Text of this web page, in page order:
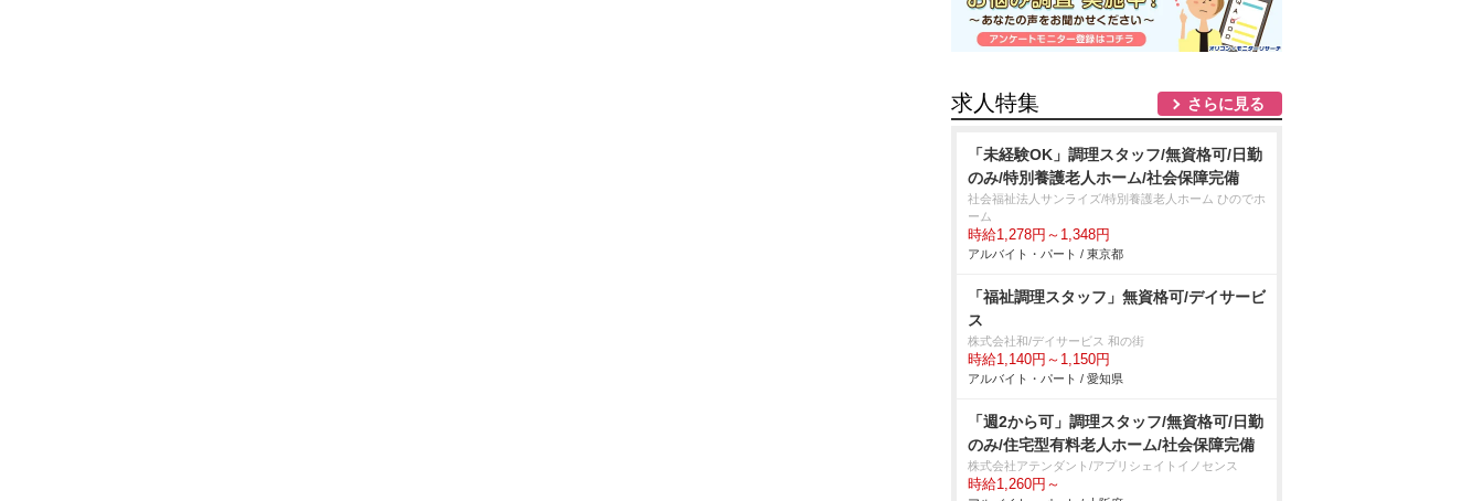
求人特集 さらに見る
「未経験OK」調理スタッフ/無資格可/日勤
のみ/特別養護老人ホーム/社会保障完備
社会福祉法人サンライズ/特別養護老人ホーム ひのでホ
ーム
時給1,278円～1,348円
アルバイト・パート / 東京都
「福祉調理スタッフ」無資格可/デイサービ
ス
株式会社和/デイサービス 和の街
時給1,140円～1,150円
アルバイト・パート / 愛知県
「週2から可」調理スタッフ/無資格可/日勤
のみ/住宅型有料老人ホーム/社会保障完備
株式会社アテンダント/アプリシェイトイノセンス
時給1,260円～